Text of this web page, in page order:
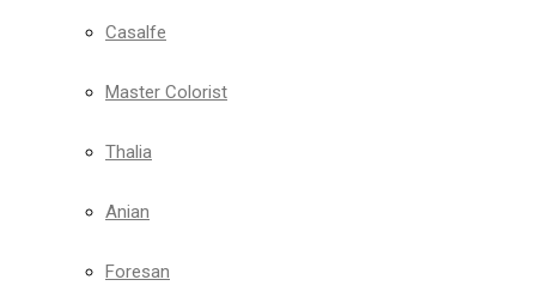
Casalfe
Master Colorist
Thalia
Anian
Foresan